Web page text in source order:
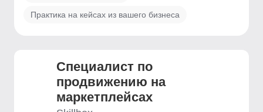
Практика на кейсах из вашего бизнеса
Специалист по
продвижению на
маркетплейсах